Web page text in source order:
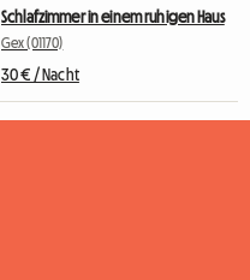
Schlafzimmer in einem ruhigen Haus
Gex (01170)
30 € / Nacht